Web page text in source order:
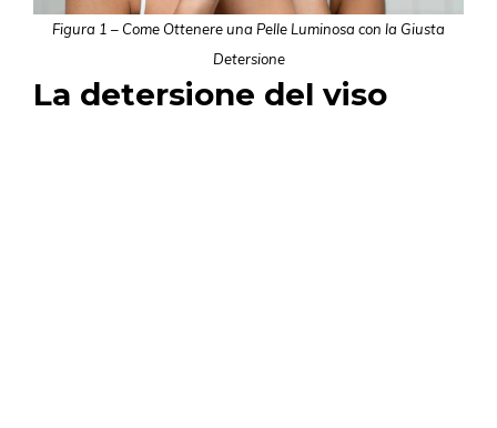
Figura 1 – Come Ottenere una Pelle Luminosa con la Giusta
Detersione
La detersione del viso